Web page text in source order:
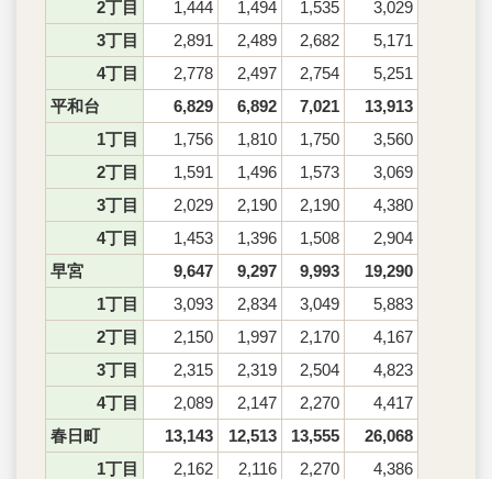
2丁目
1,444 1,494 1,535
3,029
3丁目
2,891 2,489 2,682
5,171
4丁目
2,778 2,497 2,754
5,251
平和台
6,829 6,892 7,021
13,913
1丁目
1,756 1,810 1,750
3,560
2丁目
1,591 1,496 1,573
3,069
3丁目
2,029 2,190 2,190
4,380
4丁目
1,453 1,396 1,508
2,904
早宮
9,647 9,297 9,993
19,290
1丁目
3,093 2,834 3,049
5,883
2丁目
2,150 1,997 2,170
4,167
3丁目
2,315 2,319 2,504
4,823
4丁目
2,089 2,147 2,270
4,417
春日町
13,143 12,513 13,555
26,068
1丁目
2,162 2,116 2,270
4,386